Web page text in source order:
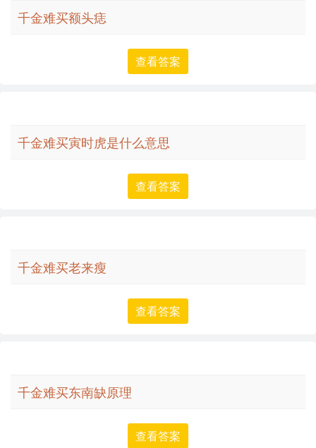
千金难买额头痣
查看答案
千金难买寅时虎是什么意思
查看答案
千金难买老来瘦
查看答案
千金难买东南缺原理
查看答案